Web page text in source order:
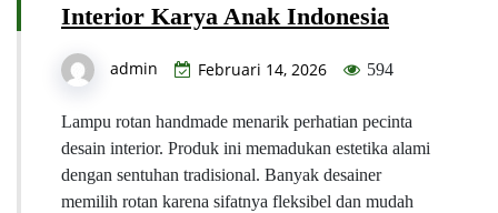
Interior Karya Anak Indonesia
admin Februari 14, 2026 594
Lampu rotan handmade menarik perhatian pecinta
desain interior. Produk ini memadukan estetika alami
dengan sentuhan tradisional. Banyak desainer
memilih rotan karena sifatnya fleksibel dan mudah